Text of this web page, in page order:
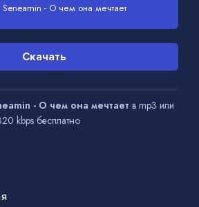
Seneamin - О чем она мечтает
Скачать
- О чем она мечтает в mp3 или
kbps бесплатно